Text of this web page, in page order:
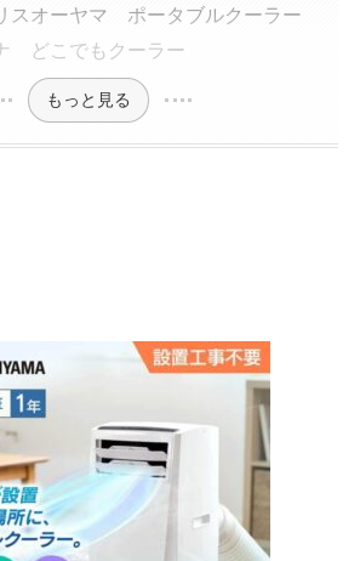
スオーヤマ ポータブルクーラー
どこでもクーラー
もっと見る